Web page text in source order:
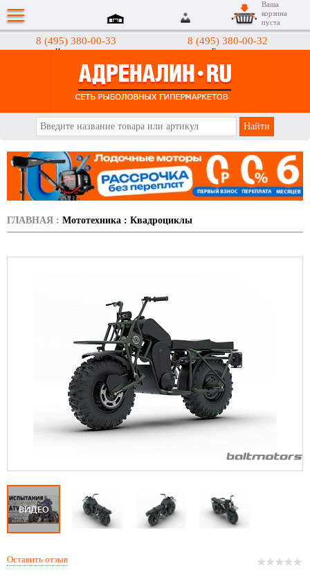
8 (495) 380-00-33
Интернет-магазин
8 (495) 380-00-32
Гипермаркеты
Ваша
корзина
пуста
ГЛАВНАЯ : Мототехника : Квадроциклы
ВИДЕО
Оставить отзыв